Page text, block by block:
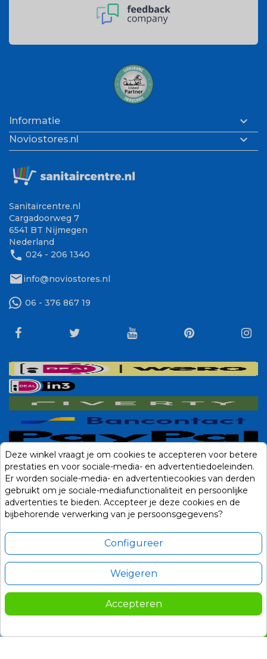
Informatie 
Noviostores.nl 
Sanitaircentre.nl
Cargadoorweg 7
6541 BT Nijmegen
Nederland
phone 024 - 206 1340
mailinfo@noviostores.nl
06 - 376 867 19
Deze winkel vraagt je om cookies te accepteren voor betere
prestaties en voor sociale-media- en advertentiedoeleinden.
Er worden sociale-media- en advertentiecookies van derden
gebruikt om je sociale-mediafunctionaliteit en persoonlijke
advertenties te bieden. Accepteer je deze cookies en de
bijbehorende verwerking van je persoonsgegevens?
Configureer
Weigeren
Accepteren